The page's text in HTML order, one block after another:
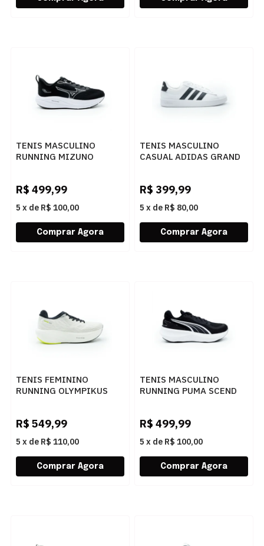
TENIS MASCULINO
RUNNING MIZUNO
R$ 499,99
5 x de R$ 100,00
TENIS MASCULINO
CASUAL ADIDAS GRAND
R$ 399,99
5 x de R$ 80,00
TENIS FEMININO
RUNNING OLYMPIKUS
R$ 549,99
5 x de R$ 110,00
TENIS MASCULINO
RUNNING PUMA SCEND
R$ 499,99
5 x de R$ 100,00